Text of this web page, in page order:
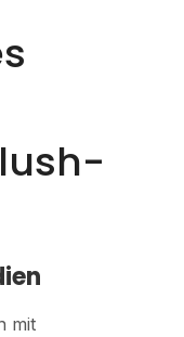
mit